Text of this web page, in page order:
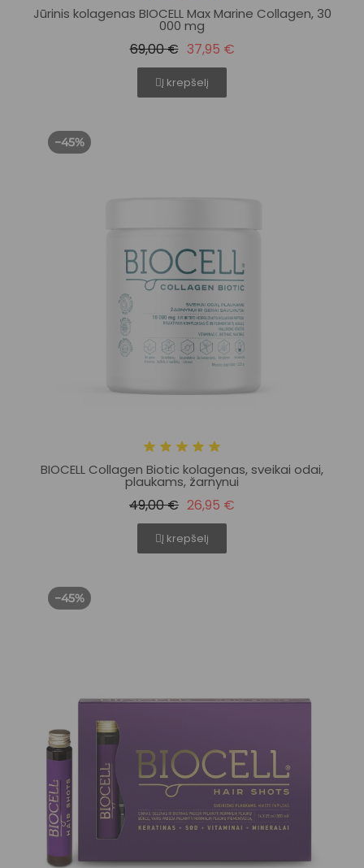
Jūrinis kolagenas BIOCELL Max Marine Collagen, 30
000 mg
69,00 € 37,95 €
Į krepšelį
−45%
BIOCELL Collagen Biotic kolagenas, sveikai odai,
plaukams, žarnynui
49,00 € 26,95 €
Į krepšelį
−45%